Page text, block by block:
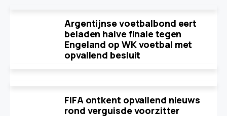
Argentijnse voetbalbond eert
beladen halve finale tegen
Engeland op WK voetbal met
opvallend besluit
FIFA ontkent opvallend nieuws
rond verguisde voorzitter